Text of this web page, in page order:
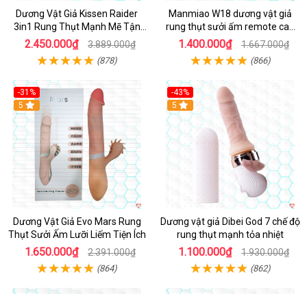
Dương Vật Giả Kissen Raider
3in1 Rung Thụt Mạnh Mẽ Tận
Hưởng
2.450.000₫ 3.889.000₫
(878)
Manmiao W18 dương vật giả
rung thụt sưởi ấm remote cao
cấp
1.400.000₫ 1.667.000₫
(866)
-31%
5
Dương Vật Giả Evo Mars Rung
Thụt Sưởi Ấm Lưỡi Liếm Tiện Ích
1.650.000₫ 2.391.000₫
(864)
-43%
Hot
5
Dương vật giả Dibei God 7 chế độ
rung thụt mạnh tỏa nhiệt
1.100.000₫ 1.930.000₫
(862)